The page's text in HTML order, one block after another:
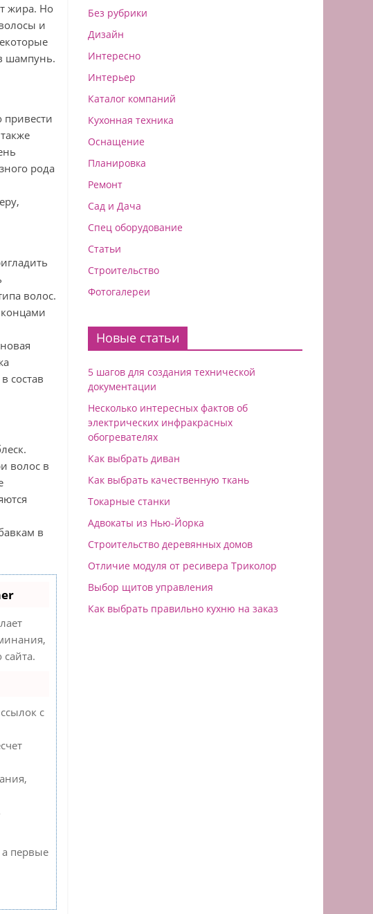
жира. Но
и
шампунь.
привести
рода
волос.
состав
волос в
в
с
а первые
Без рубрики
Дизайн
Интересно
Интерьер
Каталог компаний
Кухонная техника
Оснащение
Планировка
Ремонт
Сад и Дача
Спец оборудование
Статьи
Строительство
Фотогалереи
Новые статьи
5 шагов для создания технической
документации
Несколько интересных фактов об
электрических инфракрасных
обогревателях
Как выбрать диван
Как выбрать качественную ткань
Токарные станки
Адвокаты из Нью-Йорка
Строительство деревянных домов
Отличие модуля от ресивера Триколор
Выбор щитов управления
Как выбрать правильно кухню на заказ